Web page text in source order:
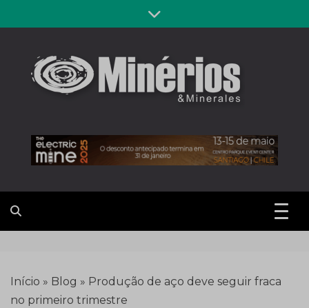
to
Revista
Minérios &
Minerales
Início » Blog » Produção de aço deve seguir fraca
no primeiro trimestre